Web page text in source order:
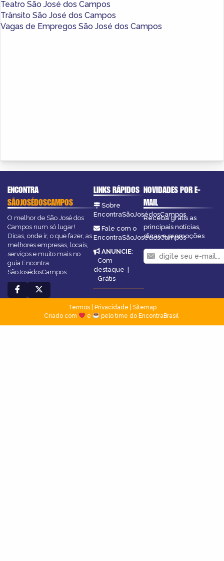
Teatro São José dos Campos
Trânsito São José dos Campos
Vagas de Empregos São José dos Campos
ENCONTRA
SÃOJOSÉDOSCAMPOS
O melhor de São José dos
Campos num só lugar!
Dicas, onde ir, o que fazer, as
melhores empresas, locais,
serviços e muito mais no
guia Encontra
SãoJosédosCampos.
LINKS RÁPIDOS
Sobre
EncontraSãoJosédosCampos
Fale com o
EncontraSãoJosédosCampos
ANUNCIE:
Com
destaque
Grátis
NOVIDADES POR E-
MAIL
Receba grátis as
principais notícias,
dicas e promoções
Termos| Privacidade
Sitemap
Criado com
e pelo time do EncontraBrasil